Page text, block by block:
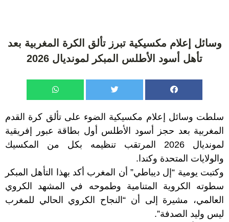
وسائل إعلام مكسيكية تبرز تألق الكرة المغربية بعد
تأهل أسود الأطلس المبكر لمونديال 2026
سلطت وسائل إعلام مكسيكية الضوء على تألق كرة القدم
المغربية بعد حجز أسود الأطلس أول بطاقة عبور إفريقية
لمونديال 2026 المرتقب تنظيمه بكل من المكسيك
والولايات المتحدة وكندا.
وكتبت يومية “إل ديباطي” أن المغرب أكد بهذا التأهل المبكر
سطوته الكروية المتنامية وطموحه في المشهد الكروي
العالمي، مشيرة إلى أن “النجاح الكروي الحالي للمغرب
ليس وليد الصدفة”.